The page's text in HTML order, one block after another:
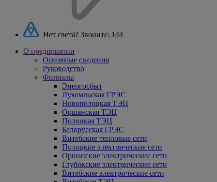
Нет света? Звоните: 144
О предприятии
Основные сведения
Руководство
Филиалы
Энергосбыт
Лукомльская ГРЭС
Новополоцкая ТЭЦ
Оршанская ТЭЦ
Полоцкая ТЭЦ
Белорусская ГРЭС
Витебские тепловые сети
Полоцкие электрические сети
Оршанские электрические сети
Глубокские электрические сети
Витебские электрические сети